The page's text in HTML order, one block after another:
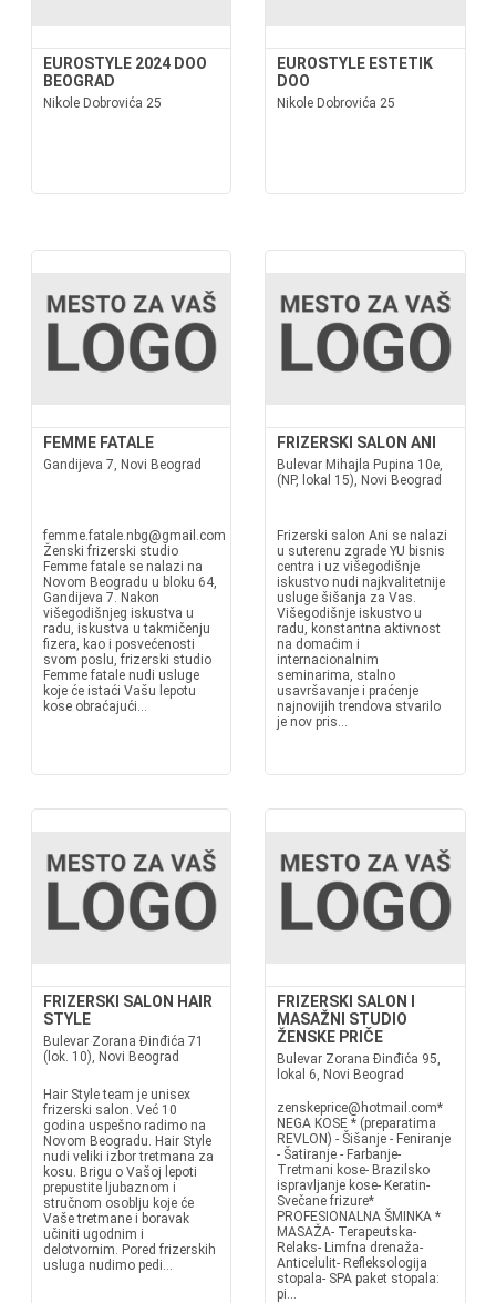
EUROSTYLE 2024 DOO
BEOGRAD
Nikole Dobrovića 25
EUROSTYLE ESTETIK
DOO
Nikole Dobrovića 25
FEMME FATALE
Gandijeva 7, Novi Beograd
femme.fatale.nbg@gmail.com
Ženski frizerski studio
Femme fatale se nalazi na
Novom Beogradu u bloku 64,
Gandijeva 7. Nakon
višegodišnjeg iskustva u
radu, iskustva u takmičenju
fizera, kao i posvećenosti
svom poslu, frizerski studio
Femme fatale nudi usluge
koje će istaći Vašu lepotu
kose obraćajući...
FRIZERSKI SALON ANI
Bulevar Mihajla Pupina 10e,
(NP, lokal 15), Novi Beograd
Frizerski salon Ani se nalazi
u suterenu zgrade YU bisnis
centra i uz višegodišnje
iskustvo nudi najkvalitetnije
usluge šišanja za Vas.
Višegodišnje iskustvo u
radu, konstantna aktivnost
na domaćim i
internacionalnim
seminarima, stalno
usavršavanje i praćenje
najnovijih trendova stvarilo
je nov pris...
FRIZERSKI SALON HAIR
STYLE
Bulevar Zorana Đinđića 71
(lok. 10), Novi Beograd
Hair Style team je unisex
frizerski salon. Već 10
godina uspešno radimo na
Novom Beogradu. Hair Style
nudi veliki izbor tretmana za
kosu. Brigu o Vašoj lepoti
prepustite ljubaznom i
stručnom osoblju koje će
Vaše tretmane i boravak
učiniti ugodnim i
delotvornim. Pored frizerskih
usluga nudimo pedi...
FRIZERSKI SALON I
MASAŽNI STUDIO
ŽENSKE PRIČE
Bulevar Zorana Đinđića 95,
lokal 6, Novi Beograd
zenskeprice@hotmail.com*
NEGA KOSE * (preparatima
REVLON) - Šišanje - Feniranje
- Šatiranje - Farbanje-
Tretmani kose- Brazilsko
ispravljanje kose- Keratin-
Svečane frizure*
PROFESIONALNA ŠMINKA *
MASAŽA- Terapeutska-
Relaks- Limfna drenaža-
Anticelulit- Refleksologija
stopala- SPA paket stopala:
pi...